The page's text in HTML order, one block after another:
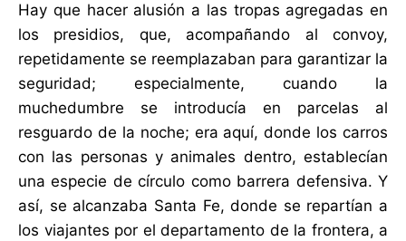
Hay que hacer alusión a las tropas agregadas en
los presidios, que, acompañando al convoy,
repetidamente se reemplazaban para garantizar la
seguridad; especialmente, cuando la
muchedumbre se introducía en parcelas al
resguardo de la noche; era aquí, donde los carros
con las personas y animales dentro, establecían
una especie de círculo como barrera defensiva. Y
así, se alcanzaba Santa Fe, donde se repartían a
los viajantes por el departamento de la frontera, a